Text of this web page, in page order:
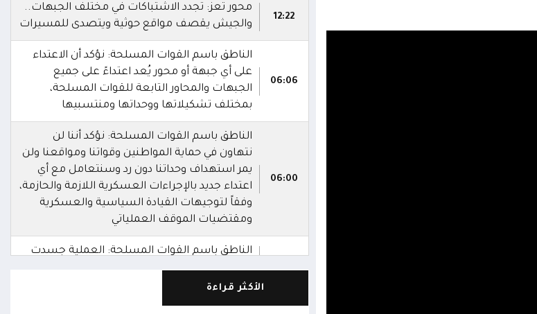
12:22
محور تعز: تجدد الاشتباكات في مختلف الجبهات..
والجيش يقصف مواقع حوثية ويتصدى للمسيرات
06:06
الناطق باسم القوات المسلحة: نؤكد أن الاعتداء
على أي جبهة أو محور يُعد اعتداءً على جميع
الجبهات والمحاور التابعة للقوات المسلحة،
بمختلف تشكيلاتها ووحداتها ومنتسبيها
06:00
الناطق باسم القوات المسلحة: نؤكد أننا لن
نتهاون في حماية المواطنين وقواتنا ومواقعنا ولن
يمر استهداف وحداتنا دون رد وسنتعامل مع أي
اعتداء جديد بالإجراءات العسكرية اللازمة والحازمة،
وفقاً لتوجيهات القيادة السياسية والعسكرية
ومقتضيات الموقف العملياتي
الناطق باسم القوات المسلحة: العملية جسدت
وحدة المحاور والقيادة والسيطرة للقوات المسلحة
05:35
الأكثر قراءة